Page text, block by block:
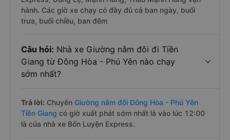
hành. Các giờ xe chạy có đầy đủ cả ban ngày, buổi
trưa, buổi chiều, ban đêm
Câu hỏi: Nhà xe Giường nằm đôi đi Tiền
Giang từ Đông Hòa - Phú Yên nào chạy
sớm nhất?
Trả lời: Chuyến Giường nằm đôi Đông Hòa - Phú Yên
Tiền Giang có giờ xuất phát sớm nhất là vào lúc 12:00
là của nhà xe Bốn Luyện Express.